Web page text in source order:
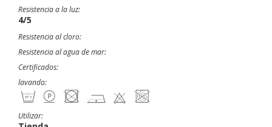
Resistencia a la luz:
4/5
Resistencia al cloro:
Resistencia al agua de mar:
Certificados:
lavando:
Utilizar: